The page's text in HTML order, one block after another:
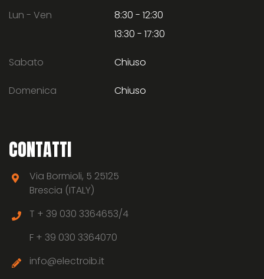
Lun - Ven
8:30 - 12:30
13:30 - 17:30
Sabato Chiuso
Domenica Chiuso
CONTATTI
Via Bormioli, 5 25125
Brescia (ITALY)
T + 39 030 3364653/4
F + 39 030 3364070
info@electroib.it